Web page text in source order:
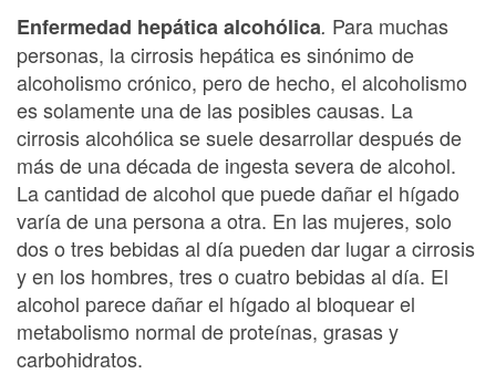
Enfermedad hepática alcohólica. Para muchas
personas, la cirrosis hepática es sinónimo de
alcoholismo crónico, pero de hecho, el alcoholismo
es solamente una de las posibles causas. La
cirrosis alcohólica se suele desarrollar después de
más de una década de ingesta severa de alcohol.
La cantidad de alcohol que puede dañar el hígado
varía de una persona a otra. En las mujeres, solo
dos o tres bebidas al día pueden dar lugar a cirrosis
y en los hombres, tres o cuatro bebidas al día. El
alcohol parece dañar el hígado al bloquear el
metabolismo normal de proteínas, grasas y
carbohidratos.